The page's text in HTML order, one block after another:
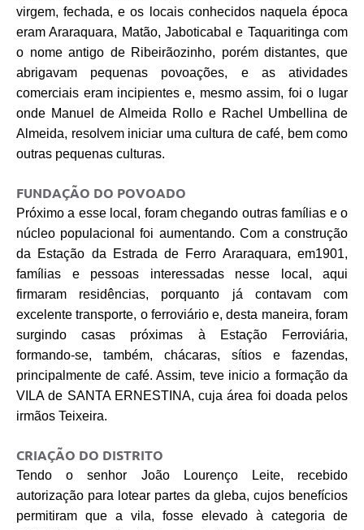
virgem, fechada, e os locais conhecidos naquela época
eram Araraquara, Matão, Jaboticabal e Taquaritinga com
o nome antigo de Ribeirãozinho, porém distantes, que
abrigavam pequenas povoações, e as atividades
comerciais eram incipientes e, mesmo assim, foi o lugar
onde Manuel de Almeida Rollo e Rachel Umbellina de
Almeida, resolvem iniciar uma cultura de café, bem como
outras pequenas culturas.
FUNDAÇÃO DO POVOADO
Próximo a esse local, foram chegando outras famílias e o
núcleo populacional foi aumentando. Com a construção
da Estação da Estrada de Ferro Araraquara, em1901,
famílias e pessoas interessadas nesse local, aqui
firmaram residências, porquanto já contavam com
excelente transporte, o ferroviário e, desta maneira, foram
surgindo casas próximas à Estação Ferroviária,
formando-se, também, chácaras, sítios e fazendas,
principalmente de café. Assim, teve inicio a formação da
VILA de SANTA ERNESTINA, cuja área foi doada pelos
irmãos Teixeira.
CRIAÇÃO DO DISTRITO
Tendo o senhor João Lourenço Leite, recebido
autorização para lotear partes da gleba, cujos benefícios
permitiram que a vila, fosse elevado à categoria de